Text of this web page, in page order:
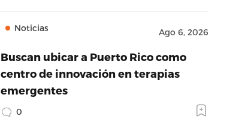
Noticias Ago 6, 2026
Buscan ubicar a Puerto Rico como
centro de innovación en terapias
emergentes
0